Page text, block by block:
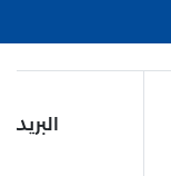
البريد